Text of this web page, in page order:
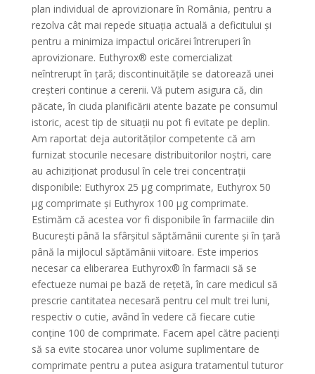
plan individual de aprovizionare în România, pentru a
rezolva cât mai repede situația actuală a deficitului și
pentru a minimiza impactul oricărei întreruperi în
aprovizionare. Euthyrox® este comercializat
neîntrerupt în țară; discontinuitățile se datorează unei
creșteri continue a cererii. Vă putem asigura că, din
păcate, în ciuda planificării atente bazate pe consumul
istoric, acest tip de situații nu pot fi evitate pe deplin.
Am raportat deja autorităților competente că am
furnizat stocurile necesare distribuitorilor noștri, care
au achiziționat produsul în cele trei concentrații
disponibile: Euthyrox 25 μg comprimate, Euthyrox 50
μg comprimate și Euthyrox 100 μg comprimate.
Estimăm că acestea vor fi disponibile în farmaciile din
București până la sfârșitul săptămânii curente și în țară
până la mijlocul săptămânii viitoare. Este imperios
necesar ca eliberarea Euthyrox® în farmacii să se
efectueze numai pe bază de rețetă, în care medicul să
prescrie cantitatea necesară pentru cel mult trei luni,
respectiv o cutie, având în vedere că fiecare cutie
conține 100 de comprimate. Facem apel către pacienți
să sa evite stocarea unor volume suplimentare de
comprimate pentru a putea asigura tratamentul tuturor